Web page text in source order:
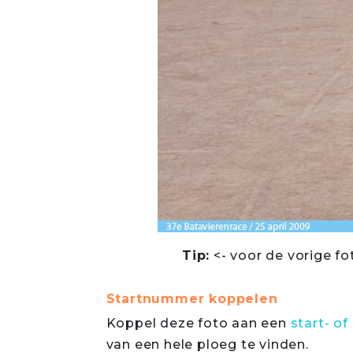
Tip: <- voor de vorige
Startnummer koppelen
Koppel deze foto aan een start- of
van een hele ploeg te vinden.